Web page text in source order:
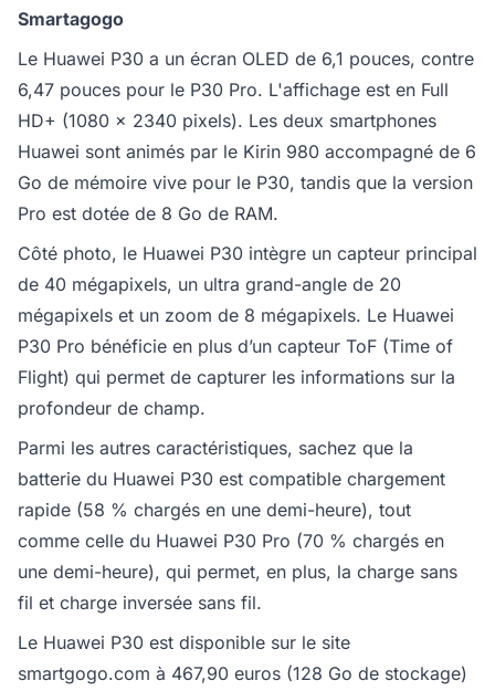
Smartagogo
Le Huawei P30 a un écran OLED de 6,1 pouces, contre
6,47 pouces pour le P30 Pro. L'affichage est en Full
HD+ (1080 x 2340 pixels). Les deux smartphones
Huawei sont animés par le Kirin 980 accompagné de 6
Go de mémoire vive pour le P30, tandis que la version
Pro est dotée de 8 Go de RAM.
Côté photo, le Huawei P30 intègre un capteur principal
de 40 mégapixels, un ultra grand-angle de 20
mégapixels et un zoom de 8 mégapixels. Le Huawei
P30 Pro bénéficie en plus d’un capteur ToF (Time of
Flight) qui permet de capturer les informations sur la
profondeur de champ.
Parmi les autres caractéristiques, sachez que la
batterie du Huawei P30 est compatible chargement
rapide (58 % chargés en une demi-heure), tout
comme celle du Huawei P30 Pro (70 % chargés en
une demi-heure), qui permet, en plus, la charge sans
fil et charge inversée sans fil.
Le Huawei P30 est disponible sur le site
smartgogo.com à 467,90 euros (128 Go de stockage)